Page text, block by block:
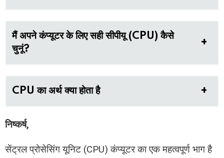
मैं अपने कंप्यूटर के लिए सही सीपीयू (CPU) कैसे
चुनूं?
CPU का अर्थ क्या होता है
निष्कर्ष,
सेंट्रल प्रोसेसिंग यूनिट (CPU) कंप्यूटर का एक महत्वपूर्ण भाग है